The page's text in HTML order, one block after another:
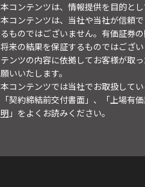
本コンテンツは、情報提供を目的とし
本コンテンツは、当社や当社が信頼
るものではございません。有価証券
将来の結果を保証するものではござ
テンツの内容に依拠してお客様が取
願いいたします。
本コンテンツでは当社でお取扱して
「契約締結前交付書面」、「上場有
明 」をよくお読みください。